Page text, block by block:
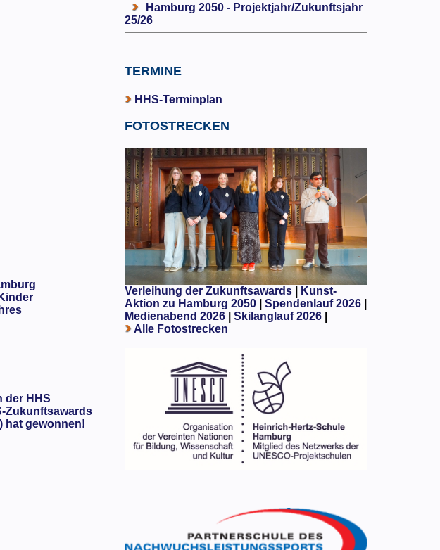
der HHS
Zukunftsawards
hat gewonnen!
Hamburg 2050 - Projektjahr/Zukunftsjahr
25/26
TERMINE
HHS-Terminplan
FOTOSTRECKEN
Verleihung der Zukunftsawards|
Kunst-
Aktion zu Hamburg 2050
Spendenlauf 2026|
Medienabend 2026| Skilanglauf 2026|
Alle Fotostrecken